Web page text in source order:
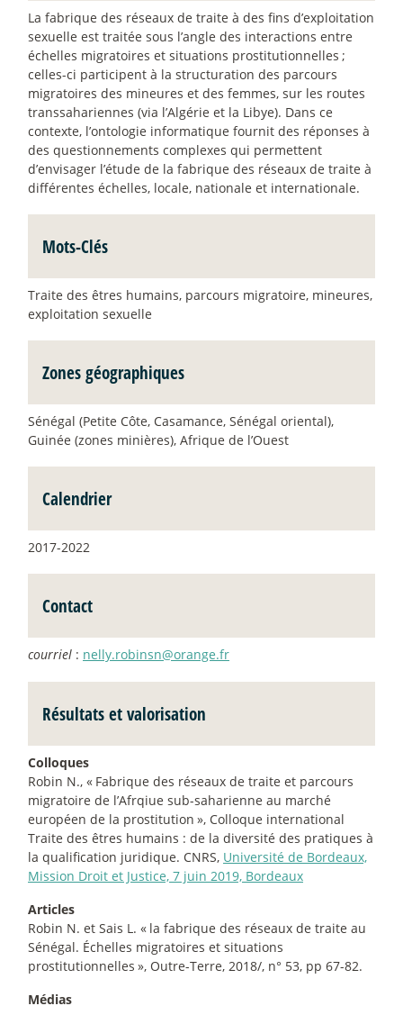
La fabrique des réseaux de traite à des fins d’exploitation
sexuelle est traitée sous l’angle des interactions entre
échelles migratoires et situations prostitutionnelles ;
celles-ci participent à la structuration des parcours
migratoires des mineures et des femmes, sur les routes
transsahariennes (via l’Algérie et la Libye). Dans ce
contexte, l’ontologie informatique fournit des réponses à
des questionnements complexes qui permettent
d’envisager l’étude de la fabrique des réseaux de traite à
différentes échelles, locale, nationale et internationale.
Mots-Clés
Traite des êtres humains, parcours migratoire, mineures,
exploitation sexuelle
Zones géographiques
Sénégal (Petite Côte, Casamance, Sénégal oriental),
Guinée (zones minières), Afrique de l’Ouest
Calendrier
2017-2022
Contact
courriel : nelly.robinsn@orange.fr
Résultats et valorisation
Colloques
Robin N., « Fabrique des réseaux de traite et parcours
migratoire de l’Afrqiue sub-saharienne au marché
européen de la prostitution », Colloque international
Traite des êtres humains : de la diversité des pratiques à
la qualification juridique. CNRS, Université de Bordeaux,
Mission Droit et Justice, 7 juin 2019, Bordeaux
Articles
Robin N. et Sais L. « la fabrique des réseaux de traite au
Sénégal. Échelles migratoires et situations
prostitutionnelles », Outre-Terre, 2018/, n° 53, pp 67-82.
Médias